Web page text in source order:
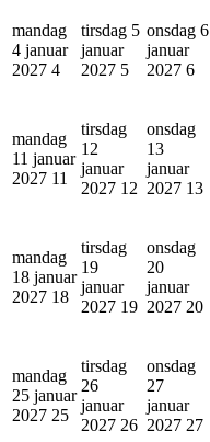
mandag
4 januar
2027 4
tirsdag 5
januar
2027 5
onsdag 6
januar
2027 6
mandag
11 januar
2027 11
tirsdag
12
januar
2027 12
onsdag
13
januar
2027 13
mandag
18 januar
2027 18
tirsdag
19
januar
2027 19
onsdag
20
januar
2027 20
mandag
25 januar
2027 25
tirsdag
26
januar
2027 26
onsdag
27
januar
2027 27